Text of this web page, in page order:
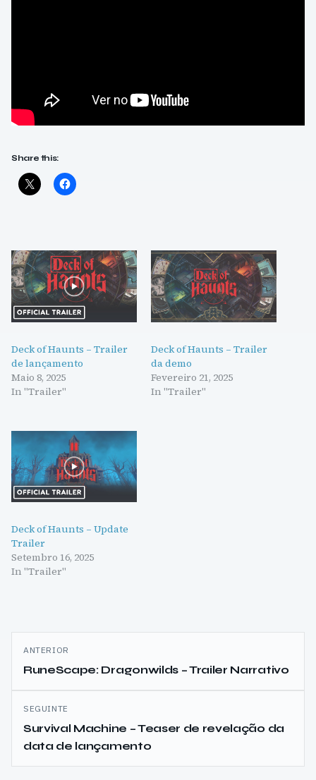
Share this:
Deck of Haunts – Trailer
de lançamento
Maio 8, 2025
In "Trailer"
Deck of Haunts – Trailer
da demo
Fevereiro 21, 2025
In "Trailer"
Deck of Haunts – Update
Trailer
Setembro 16, 2025
In "Trailer"
Navegação
de
artigos
ANTERIOR
RuneScape: Dragonwilds – Trailer Narrativo
SEGUINTE
Survival Machine – Teaser de revelação da
data de lançamento